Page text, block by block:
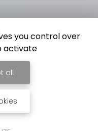
you control over
activate
all